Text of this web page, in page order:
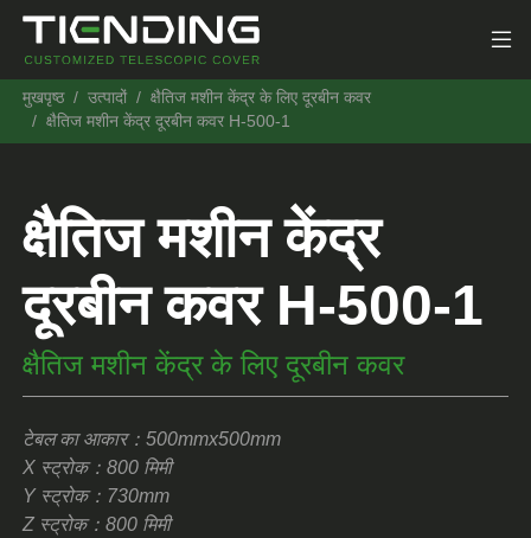
मुखपृष्ठ उत्पादों
क्षैतिज मशीन केंद्र के लिए दूरबीन कवर
क्षैतिज मशीन केंद्र दूरबीन कवर H-500-1
क्षैतिज मशीन केंद्र
दूरबीन कवर H-500-1
क्षैतिज मशीन केंद्र के लिए दूरबीन कवर
टेबल का आकार：500mmx500mm
X स्ट्रोक：800 मिमी
Y स्ट्रोक：730mm
Z स्ट्रोक：800 मिमी